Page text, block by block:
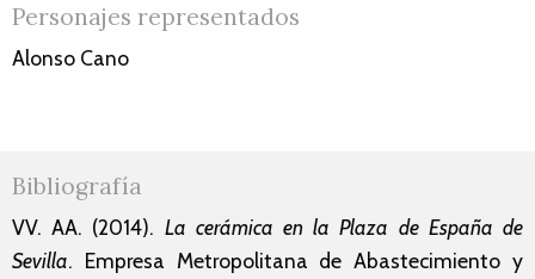
Personajes representados
Alonso Cano
Bibliografía
VV. AA. (2014). La cerámica en la Plaza de España de
Sevilla. Empresa Metropolitana de Abastecimiento y